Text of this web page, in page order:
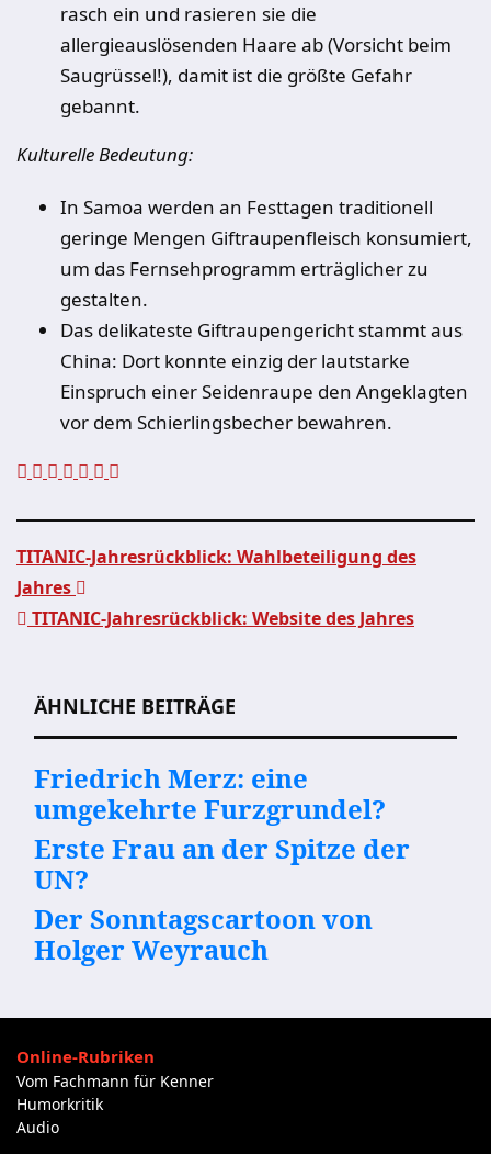
rasch ein und rasieren sie die
allergieauslösenden Haare ab (Vorsicht beim
Saugrüssel!), damit ist die größte Gefahr
gebannt.
Kulturelle Bedeutung:
In Samoa werden an Festtagen traditionell
geringe Mengen Giftraupenfleisch konsumiert,
um das Fernsehprogramm erträglicher zu
gestalten.
Das delikateste Giftraupengericht stammt aus
China: Dort konnte einzig der lautstarke
Einspruch einer Seidenraupe den Angeklagten
vor dem Schierlingsbecher bewahren.
Beitragsnavigation
TITANIC-Jahresrückblick: Wahlbeteiligung des
Jahres
TITANIC-Jahresrückblick: Website des Jahres
ÄHNLICHE BEITRÄGE
Friedrich Merz: eine
umgekehrte Furzgrundel?
Erste Frau an der Spitze der
UN?
Der Sonntagscartoon von
Holger Weyrauch
Online-Rubriken
Vom Fachmann für Kenner
Humorkritik
Audio